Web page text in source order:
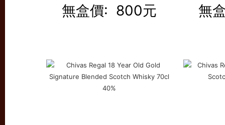
無盒價: 800元
無